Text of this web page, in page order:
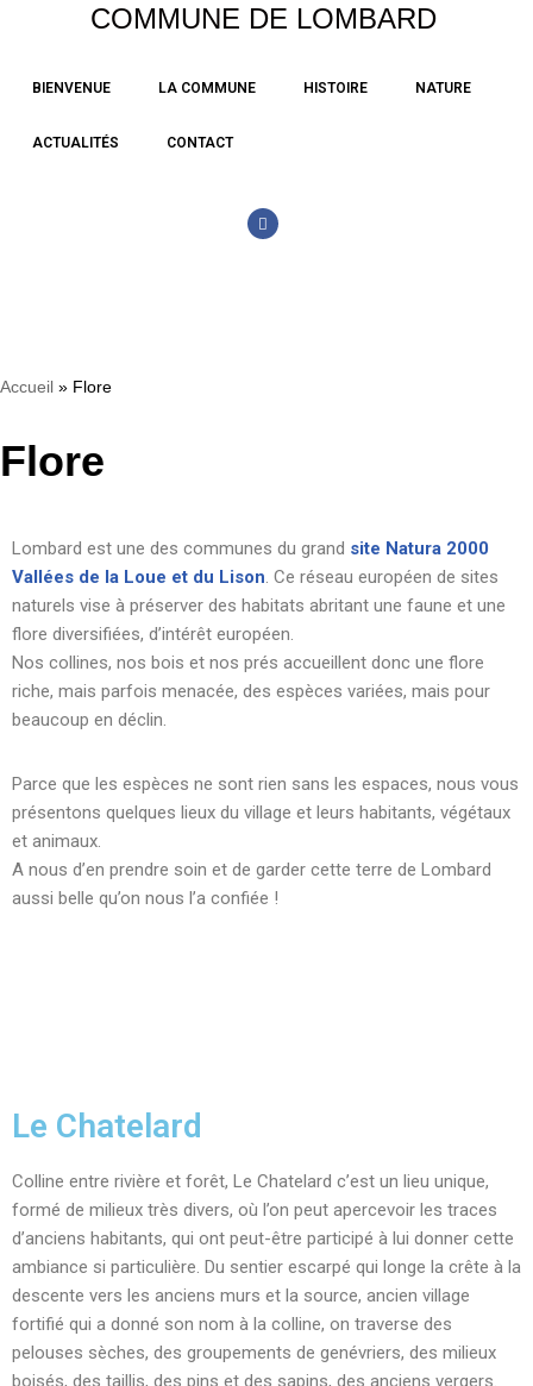
au
COMMUNE DE LOMBARD
BIENVENUE LA COMMUNE HISTOIRE NATURE
ACTUALITÉS CONTACT
Accueil » Flore
Flore
Lombard est une des communes du grand site Natura 2000
Vallées de la Loue et du Lison . Ce réseau européen de sites
naturels vise à préserver des habitats abritant une faune et une
flore diversifiées, d’intérêt européen.
Nos collines, nos bois et nos prés accueillent donc une flore
riche, mais parfois menacée, des espèces variées, mais pour
beaucoup en déclin.
Parce que les espèces ne sont rien sans les espaces, nous vous
présentons quelques lieux du village et leurs habitants, végétaux
et animaux.
A nous d’en prendre soin et de garder cette terre de Lombard
aussi belle qu’on nous l’a confiée !
Le Chatelard
Colline entre rivière et forêt, Le Chatelard c’est un lieu unique,
formé de milieux très divers, où l’on peut apercevoir les traces
d’anciens habitants, qui ont peut-être participé à lui donner cette
ambiance si particulière. Du sentier escarpé qui longe la crête à la
descente vers les anciens murs et la source, ancien village
fortifié qui a donné son nom à la colline, on traverse des
pelouses sèches, des groupements de genévriers, des milieux
boisés, des taillis, des pins et des sapins, des anciens vergers.